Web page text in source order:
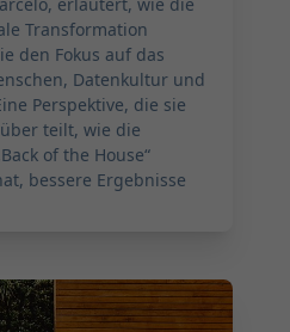
Transformation
den Fokus auf das
Datenkultur und
Perspektive, die sie
teilt, wie die
of the House“
bessere Ergebnisse